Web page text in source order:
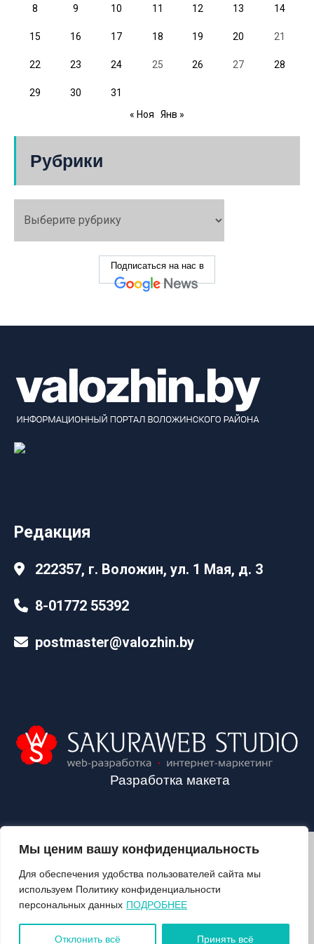
Мы ценим вашу конфиденциальность
Для обеспечения удобства пользователей сайта мы
используем Политику конфиденциальности
персональных данных ПОДРОБНЕЕ
Отклонить всё Принять всё
8 9 10 11 12 13 14
15 16 17 18 19 20 21
22 23 24 25 26 27 28
29 30
31
« Ноя
Янв »
Рубрики
Подписаться на нас в
Редакция
222357, г. Воложин, ул. 1 Мая, д. 3
8-01772 55392
postmaster@valozhin.by
Разработка макета
2024©VALOZHIN.BY - НОВОСТИ ВОЛОЖИНСКОГО РАЙОНА
О ГАЗЕТЕ
ПОДПИСКА